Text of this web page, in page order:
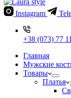
Instagram
+38 (073) 77
Главная
Мужские
Товары
Платья